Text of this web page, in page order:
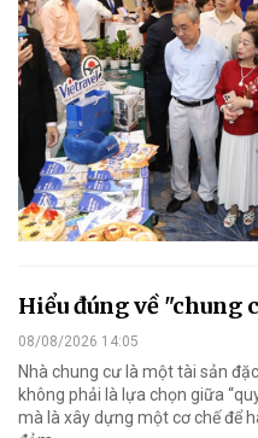
Hiểu đúng về "chung
08/08/2026 14:05
Nhà chung cư là một tài sản
không phải là lựa chọn giữa
mà là xây dựng một cơ chế để